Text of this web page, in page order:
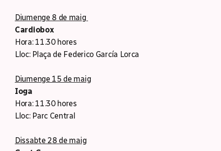
Diumenge 8 de maig
Cardiobox
Hora: 11.30 hores
Lloc: Plaça de Federico García Lorca
Diumenge 15 de maig
Ioga
Hora: 11.30 hores
Lloc: Parc Central
Dissabte 28 de maig